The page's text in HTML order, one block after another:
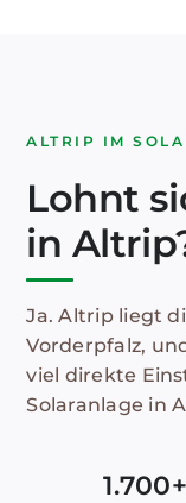
ALTRIP IM
Lohnt
in
Ja. Altrip liegt
Vorderpfalz,
viel direkte
Solaranlage in
1.700+